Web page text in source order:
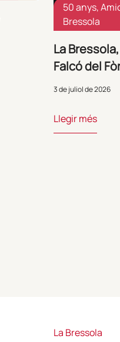
50 anys,
Bressola
La
Falcó del
3 de juliol de 2026
Llegir més
La Bressola